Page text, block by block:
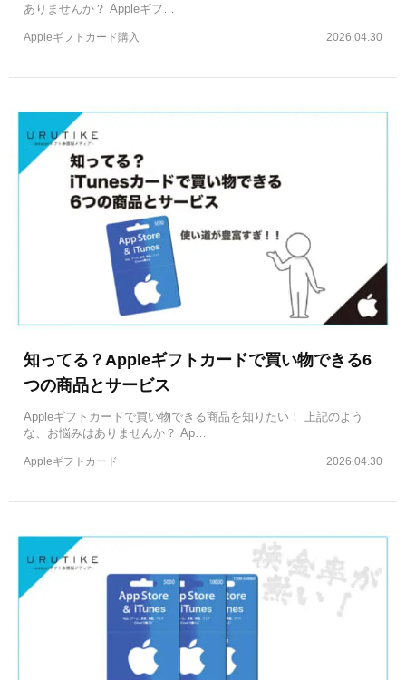
ありませんか？ Appleギフ…
2026.04.30
Appleギフトカード購入
知ってる？Appleギフトカードで買い物できる6
つの商品とサービス
Appleギフトカードで買い物できる商品を知りたい！ 上記のよう
な、お悩みはありませんか？ Ap…
2026.04.30
Appleギフトカード